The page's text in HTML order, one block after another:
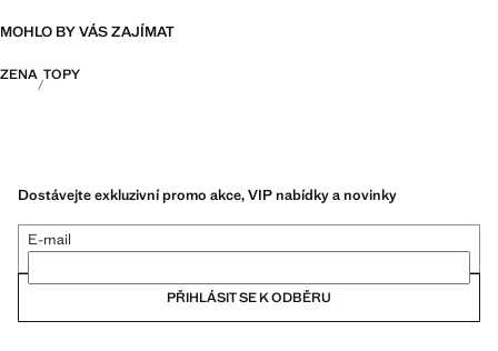
MOHLO BY VÁS ZAJÍMAT
ZENA TOPY
Dostávejte exkluzivní promo akce, VIP nabídky a novinky
E-mail
PŘIHLÁSIT SE K ODBĚRU